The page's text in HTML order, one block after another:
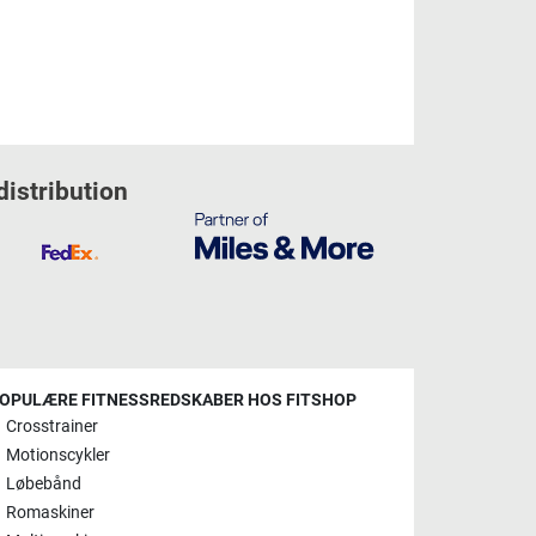
FITNESSREDSKABER HOS FITSHOP
Crosstrainer
Motionscykler
Løbebånd
Romaskiner